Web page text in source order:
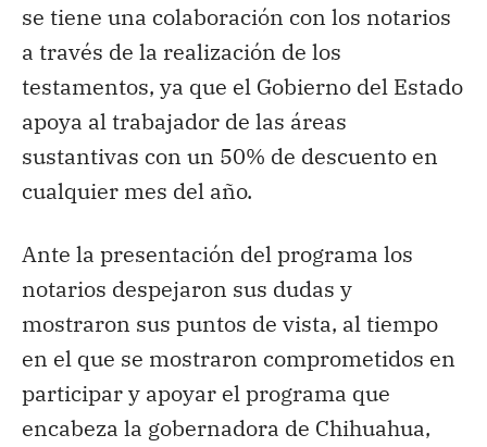
se tiene una colaboración con los notarios
a través de la realización de los
testamentos, ya que el Gobierno del Estado
apoya al trabajador de las áreas
sustantivas con un 50% de descuento en
cualquier mes del año.
Ante la presentación del programa los
notarios despejaron sus dudas y
mostraron sus puntos de vista, al tiempo
en el que se mostraron comprometidos en
participar y apoyar el programa que
encabeza la gobernadora de Chihuahua,